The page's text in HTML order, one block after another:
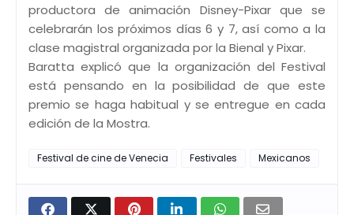
productora de animación Disney-Pixar que se
celebrarán los próximos días 6 y 7, así como a la
clase magistral organizada por la Bienal y Pixar.
Baratta explicó que la organización del Festival
está pensando en la posibilidad de que este
premio se haga habitual y se entregue en cada
edición de la Mostra.
Festival de cine de Venecia Festivales Mexicanos